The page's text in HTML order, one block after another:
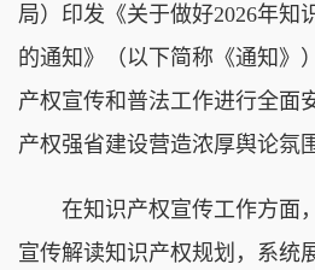
局）印发《关于做好2026年知
的通知》（以下简称《通知》
产权宣传和普法工作进行全面
产权强省建设营造浓厚舆论氛
在知识产权宣传工作方面
宣传解读知识产权规划，系统